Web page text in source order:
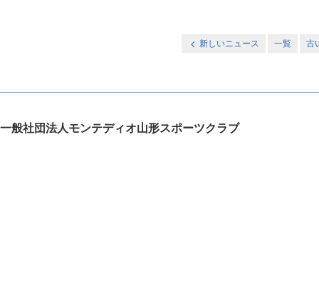
新しいニュース 一覧 古
一般社団法人モンテディオ山形スポーツクラブ